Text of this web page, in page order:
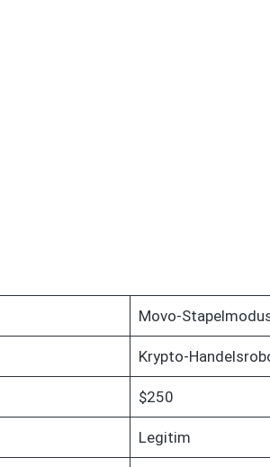
Movo-
Krypto-
$250
Legitim